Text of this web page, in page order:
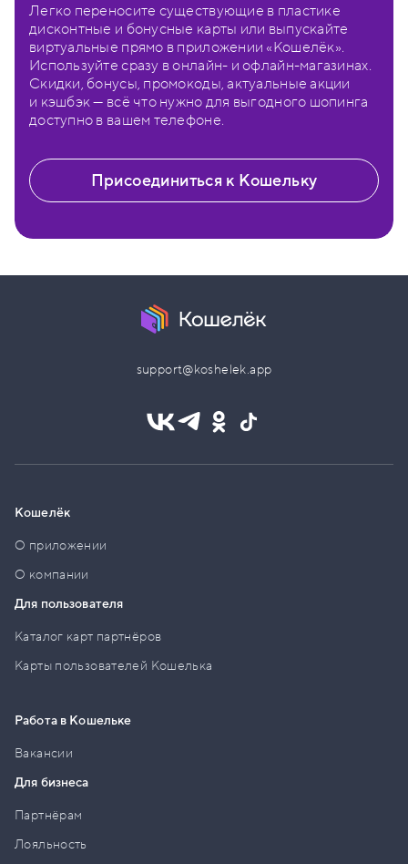
Легко переносите существующие в пластике
дисконтные и бонусные карты или выпускайте
виртуальные прямо в приложении «Кошелёк».
Используйте сразу в онлайн- и офлайн-магазинах.
Скидки, бонусы, промокоды, актуальные акции
и кэшбэк — всё что нужно для выгодного шопинга
доступно в вашем телефоне.
Присоединиться к Кошельку
support@koshelek.app
Кошелёк
О приложении
О компании
Для пользователя
Каталог карт партнёров
Карты пользователей Кошелька
Работа в Кошельке
Вакансии
Для бизнеса
Партнёрам
Лояльность